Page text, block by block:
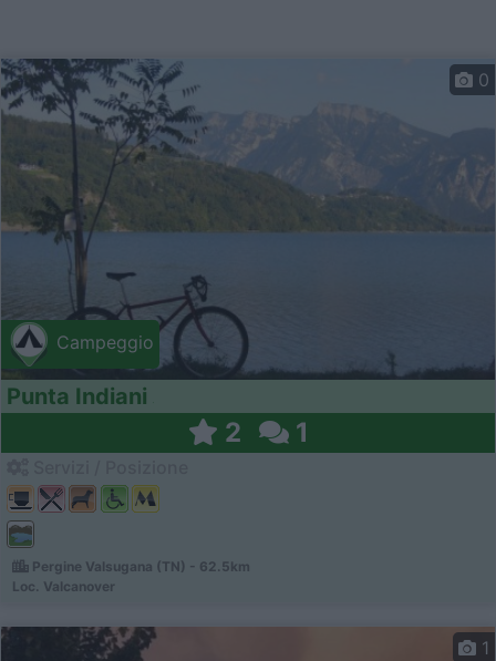
Campeggio
0
Punta Indiani
2 1
Pergine Valsugana (TN) - 62.5km
Loc. Valcanover
1